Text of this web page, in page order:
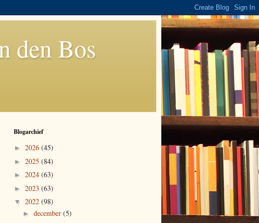
den Bos
Blogarchief
► 2026 (45)
► 2025 (84)
► 2024 (63)
► 2023 (63)
▼ 2022 (98)
► december (5)